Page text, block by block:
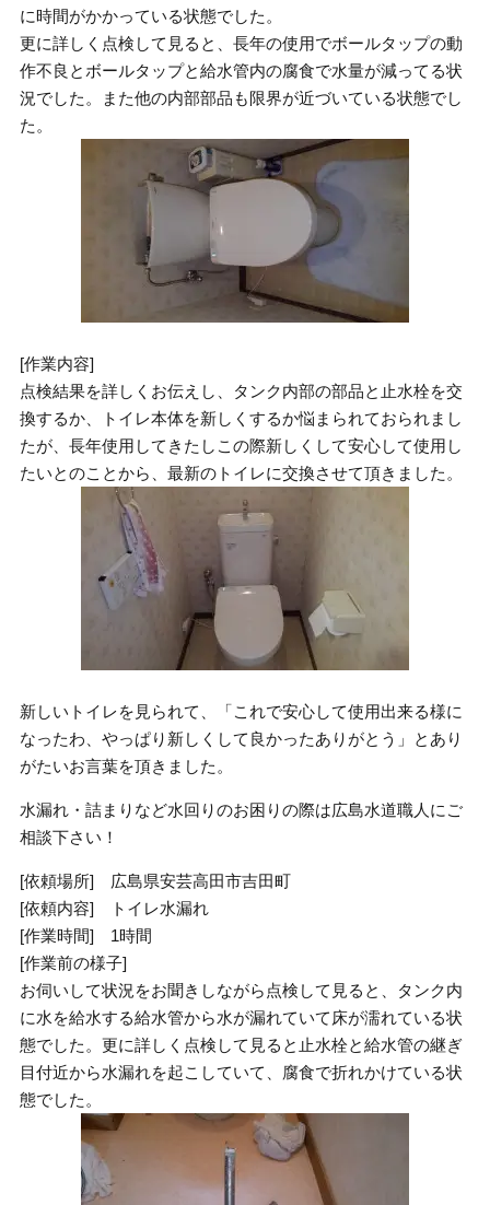
に時間がかかっている状態でした。
更に詳しく点検して見ると、長年の使用でボールタップの動
作不良とボールタップと給水管内の腐食で水量が減ってる状
況でした。また他の内部部品も限界が近づいている状態でし
た。
[作業内容]
点検結果を詳しくお伝えし、タンク内部の部品と止水栓を交
換するか、トイレ本体を新しくするか悩まられておられまし
たが、長年使用してきたしこの際新しくして安心して使用し
たいとのことから、最新のトイレに交換させて頂きました。
新しいトイレを見られて、「これで安心して使用出来る様に
なったわ、やっぱり新しくして良かったありがとう」とあり
がたいお言葉を頂きました。
水漏れ・詰まりなど水回りのお困りの際は広島水道職人にご
相談下さい！
[依頼場所] 広島県安芸高田市吉田町
[依頼内容] トイレ水漏れ
[作業時間] 1時間
[作業前の様子]
お伺いして状況をお聞きしながら点検して見ると、タンク内
に水を給水する給水管から水が漏れていて床が濡れている状
態でした。更に詳しく点検して見ると止水栓と給水管の継ぎ
目付近から水漏れを起こしていて、腐食で折れかけている状
態でした。